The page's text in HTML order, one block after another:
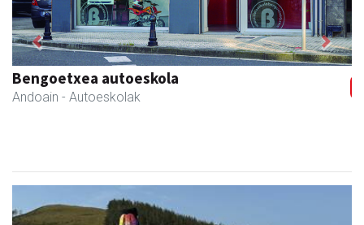
Coviran Karrika
Andoain - Janari-dendak
Previous Next